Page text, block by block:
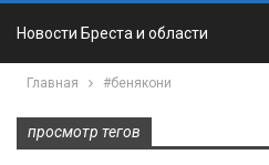
Новости Бреста и области
Главная #бенякони
просмотр тегов